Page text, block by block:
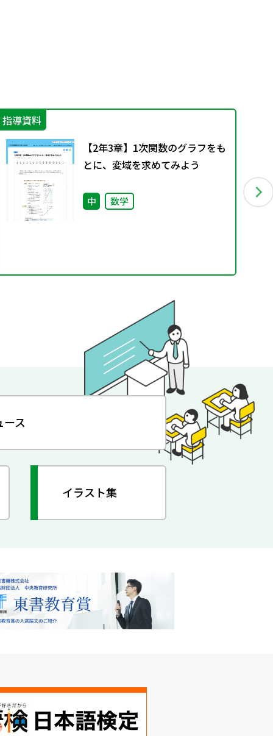
指導資料
【2年3章】1次関数のグラフをも
とに、変域を求めてみよう
中 数学
ース
イラスト集